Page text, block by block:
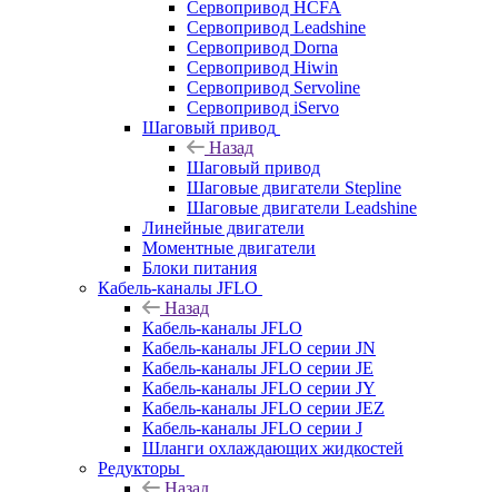
Сервопривод HCFA
Сервопривод Leadshine
Сервопривод Dorna
Сервопривод Hiwin
Сервопривод Servoline
Сервопривод iServo
Шаговый привод
Назад
Шаговый привод
Шаговые двигатели Stepline
Шаговые двигатели Leadshine
Линейные двигатели
Моментные двигатели
Блоки питания
Кабель-каналы JFLO
Назад
Кабель-каналы JFLO
Кабель-каналы JFLO серии JN
Кабель-каналы JFLO серии JE
Кабель-каналы JFLO серии JY
Кабель-каналы JFLO серии JEZ
Кабель-каналы JFLO серии J
Шланги охлаждающих жидкостей
Редукторы
Назад